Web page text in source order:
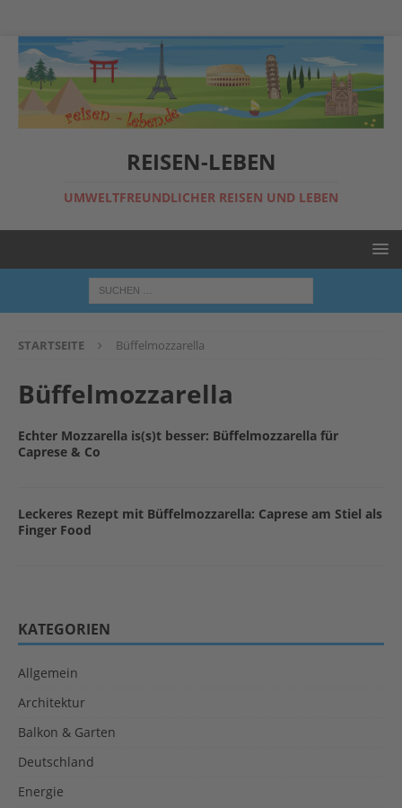
REISEN-LEBEN
UMWELTFREUNDLICHER REISEN UND LEBEN
STARTSEITE Büffelmozzarella
Büffelmozzarella
Echter Mozzarella is(s)t besser: Büffelmozzarella für
Caprese & Co
Leckeres Rezept mit Büffelmozzarella: Caprese am Stiel als
Finger Food
KATEGORIEN
Allgemein
Architektur
Balkon & Garten
Deutschland
Energie